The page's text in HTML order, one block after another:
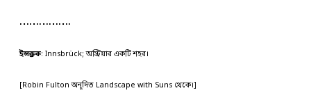
…………….
ইন্সব্রুক: Innsbrück; অস্ট্রিয়ার একটি শহর।
[Robin Fulton অনূদিত Landscape with Suns থেকে।]